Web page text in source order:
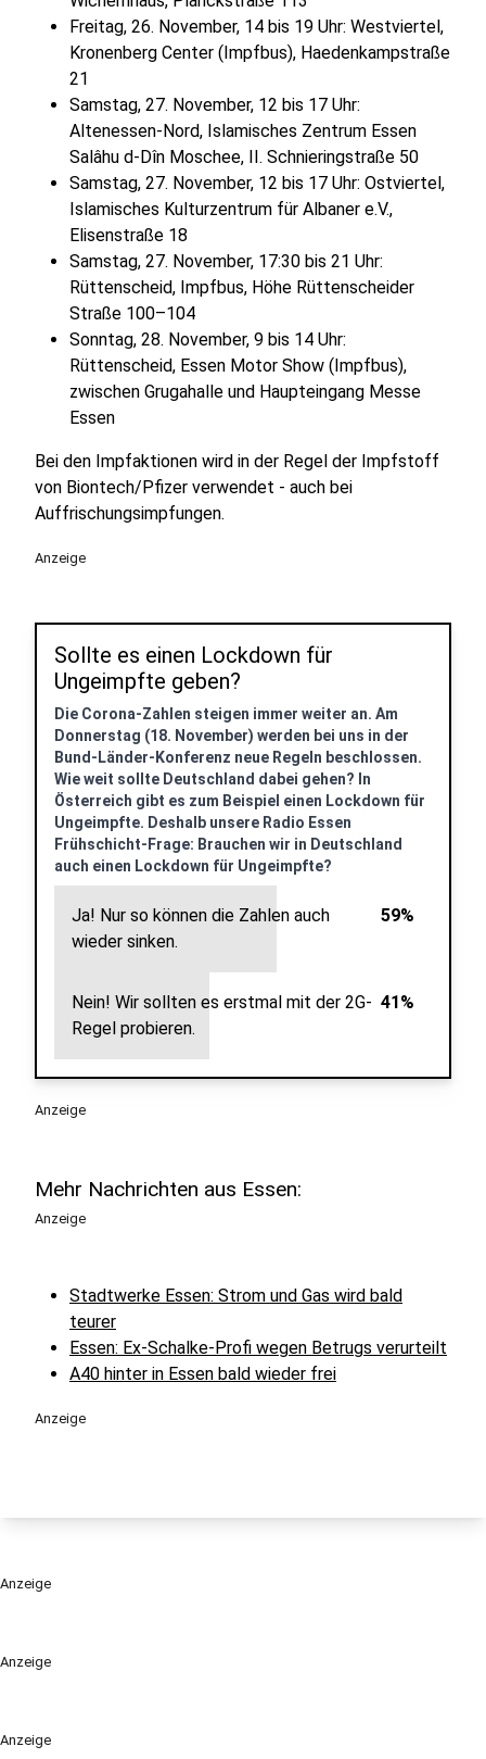
Anzeige
Anzeige
Freitag, 26. November, 14 bis 19 Uhr: Westviertel,
Kronenberg Center (Impfbus), Haedenkampstraße
21
Samstag, 27. November, 12 bis 17 Uhr:
Altenessen-Nord, Islamisches Zentrum Essen
Salâhu d-Dîn Moschee, II. Schnieringstraße 50
Samstag, 27. November, 12 bis 17 Uhr: Ostviertel,
Islamisches Kulturzentrum für Albaner e.V.,
Elisenstraße 18
Samstag, 27. November, 17:30 bis 21 Uhr:
Rüttenscheid, Impfbus, Höhe Rüttenscheider
Straße 100–104
Sonntag, 28. November, 9 bis 14 Uhr:
Rüttenscheid, Essen Motor Show (Impfbus),
zwischen Grugahalle und Haupteingang Messe
Essen
Bei den Impfaktionen wird in der Regel der Impfstoff
von Biontech/Pfizer verwendet - auch bei
Auffrischungsimpfungen.
Anzeige
Sollte es einen Lockdown für
Ungeimpfte geben?
Die Corona-Zahlen steigen immer weiter an. Am
Donnerstag (18. November) werden bei uns in der
Bund-Länder-Konferenz neue Regeln beschlossen.
Wie weit sollte Deutschland dabei gehen? In
Österreich gibt es zum Beispiel einen Lockdown für
Ungeimpfte. Deshalb unsere Radio Essen
Frühschicht-Frage: Brauchen wir in Deutschland
auch einen Lockdown für Ungeimpfte?
Ja! Nur so können die Zahlen auch
wieder sinken.
59%
Nein! Wir sollten es erstmal mit der 2G-
Regel probieren.
41%
Anzeige
Mehr Nachrichten aus Essen:
Anzeige
Stadtwerke Essen: Strom und Gas wird bald
teurer
Essen: Ex-Schalke-Profi wegen Betrugs verurteilt
A40 hinter in Essen bald wieder frei
Anzeige
Anzeige